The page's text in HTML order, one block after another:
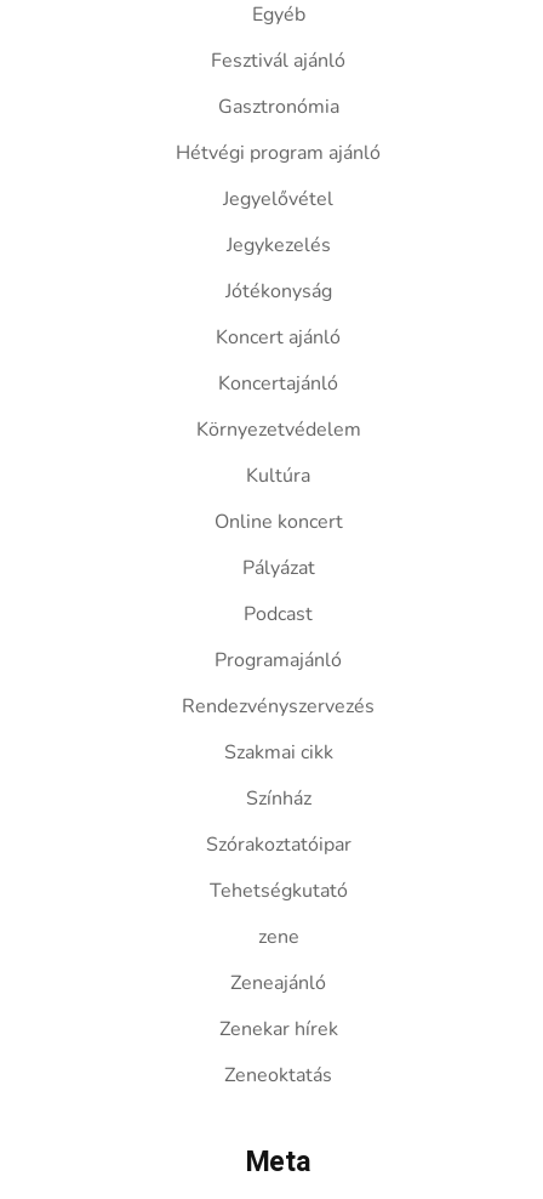
Egyéb
Fesztivál ajánló
Gasztronómia
Hétvégi program ajánló
Jegyelővétel
Jegykezelés
Jótékonyság
Koncert ajánló
Koncertajánló
Környezetvédelem
Kultúra
Online koncert
Pályázat
Podcast
Programajánló
Rendezvényszervezés
Szakmai cikk
Színház
Szórakoztatóipar
Tehetségkutató
zene
Zeneajánló
Zenekar hírek
Zeneoktatás
Meta